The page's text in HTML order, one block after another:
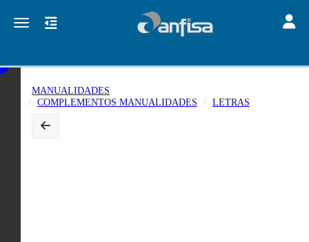
Toggle navigation
MANUALIDADES
COMPLEMENTOS MANUALIDADES
LETRAS